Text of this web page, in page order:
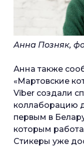
Анна Позняк,
Анна также
«Мартовские
Viber создали
коллаборацию
первым в
которым
Стикеры уже